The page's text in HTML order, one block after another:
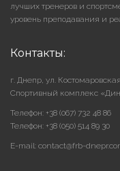
лучших тренеров и
уровень преподавания и
Контакты:
г. Днепр, ул.
Cпортивный комплекс
Телефон: +38 (067) 732 48 86
Телефон: +38 (050) 514 89 30
E-mail: contact@frb-